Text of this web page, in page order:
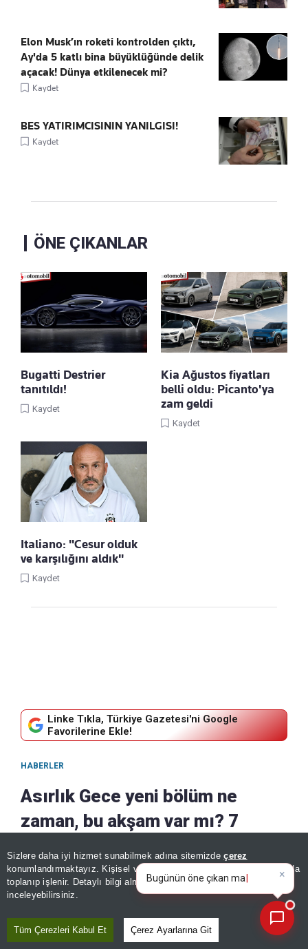
Sizlere daha iyi hizmet sunabilmek adına sitemizdeçerez
konumlandırmaktayız. Kişisel verileriniz, KVKK ve GDPR kapsamında
toplanıp işlenir. Detaylı bilgi almak içinAydınlatma Metnimizi
inceleyebilirsiniz.
Tüm Çerezleri Kabul Et Çerez Ayarlarına Git
Elon Musk’ın roketi kontrolden çıktı,
Ay'da 5 katlı bina büyüklüğünde delik
açacak! Dünya etkilenecek mi?
Kaydet
BES YATIRIMCISININ YANILGISI!
Kaydet
ÖNE ÇIKANLAR
Bugatti Destrier
tanıtıldı!
Kaydet
Kia Ağustos fiyatları
belli oldu: Picanto'ya
zam geldi
Kaydet
Italiano: "Cesur olduk
ve karşılığını aldık"
Kaydet
Linke Tıkla, Türkiye Gazetesi'ni Google
Favorilerine Ekle!
HABERLER
Asırlık Gece yeni bölüm ne
zaman, bu akşam var mı? 7
bölüm gündemde!
07 Ağustos, 2026 - 00:30
Paylaş
×
Bugünün öne çıkan manşetleri
ve gelişmeleri neler?|